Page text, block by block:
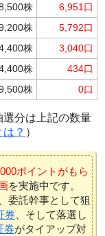
株
6,951口
株
5,792口
株
3,040口
株
434口
株 0口
分は上記の数量
？ ）
ポイントがもら
を実施中です。
、委託幹事として狙
券、そして落選し
券がタイアップ対